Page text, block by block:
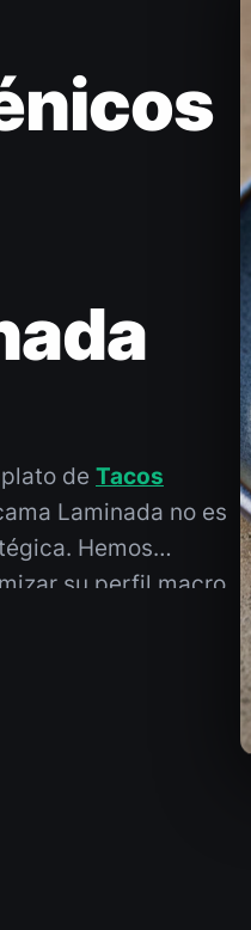
de Tacos
Laminada no es
Hemos
su perfil macro,
sin
la jícama